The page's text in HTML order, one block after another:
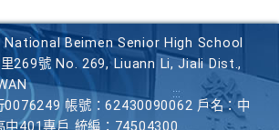
National Beimen Senior High School
里269號 No. 269, Liuann Li, Jiali Dist.,
0076249 帳號：62430090062 戶名：中
中401專戶 統編：74504300